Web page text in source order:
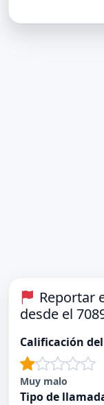
Reportar
desde el
Calificación
Muy malo
Tipo de